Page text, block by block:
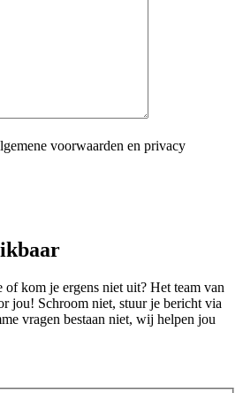
voorwaarden en privacy
of kom je ergens niet uit? Het team van
jou! Schroom niet, stuur je bericht via
vragen bestaan niet, wij helpen jou